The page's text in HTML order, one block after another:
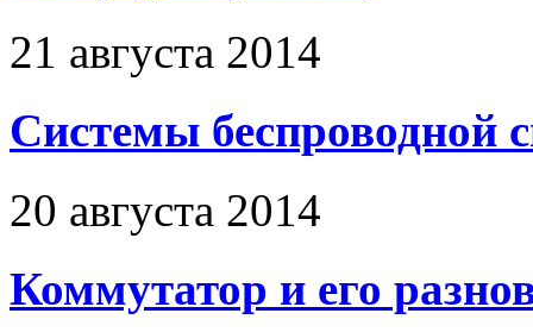
21 августа 2014
Системы беспроводной
20 августа 2014
Коммутатор и его